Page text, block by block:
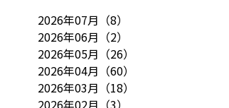
2026年07月 （8）
2026年06月 （2）
2026年05月 （26）
2026年04月 （60）
2026年03月 （18）
2026年02月 （3）